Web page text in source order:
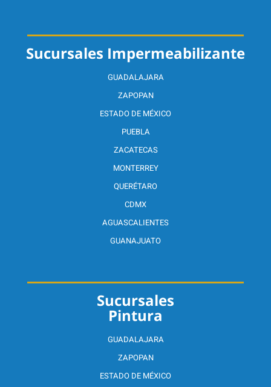
Sucursales
Pintura
GUADALAJARA
ZAPOPAN
ESTADO DE MÉXICO
Sucursales Impermeabilizante
GUADALAJARA
ZAPOPAN
ESTADO DE MÉXICO
PUEBLA
ZACATECAS
MONTERREY
QUERÉTARO
CDMX
AGUASCALIENTES
GUANAJUATO